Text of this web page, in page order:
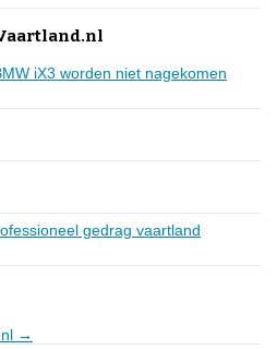
iX3 worden niet nagekomen
gedrag vaartland
→